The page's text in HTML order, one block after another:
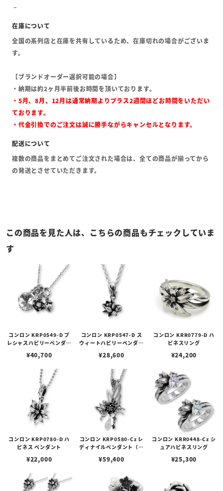
全国の系列店と在庫を共有しているため、在庫切れの場合がございま
す。
【ブランドオーダー選択可能の場合】
・納期は約2ヶ月半前後お時間を頂いております。
・5月、8月、12月は通常納期よりプラス2週間ほどお時間をいただい
ております。
・代金引換でのご注文は誠に勝手ながらキャンセルとなります。
複数の商品をまとめてご注文された場合は、全ての商品が揃ってから
の発送とさせていただきます。
この商品を見た人は、こちらの商品もチェックしていま
す
コンロン KRP0549-D プ
レシャスハピリーペンダン
¥40,700
コンロン KRP0547-D ス
ウィートハピリーペンダン
¥28,600
コンロン KRR0779-D ハ
ピネスリング
¥24,200
コンロン KRP0780-D ハ
ピネス ペンダント
¥22,000
コンロン KRP0580-Cz レ
ディナイルペンダント（ク
¥59,400
コンロン KRR0448-Cz シ
ュアハピネスリング
¥25,300